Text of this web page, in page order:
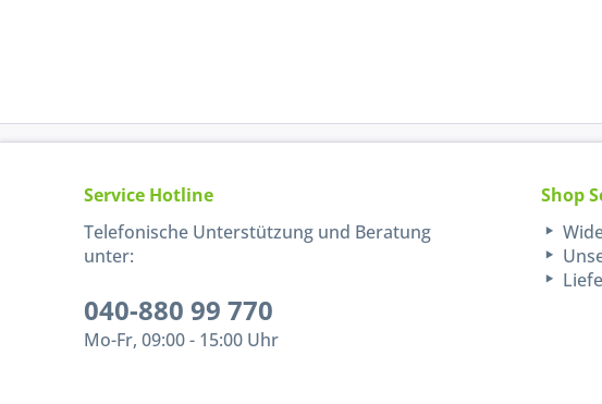
Service Hotline
Telefonische Unterstützung und Beratung
unter:
040-880 99 770
Mo-Fr, 09:00 - 15:00 Uhr
Shop